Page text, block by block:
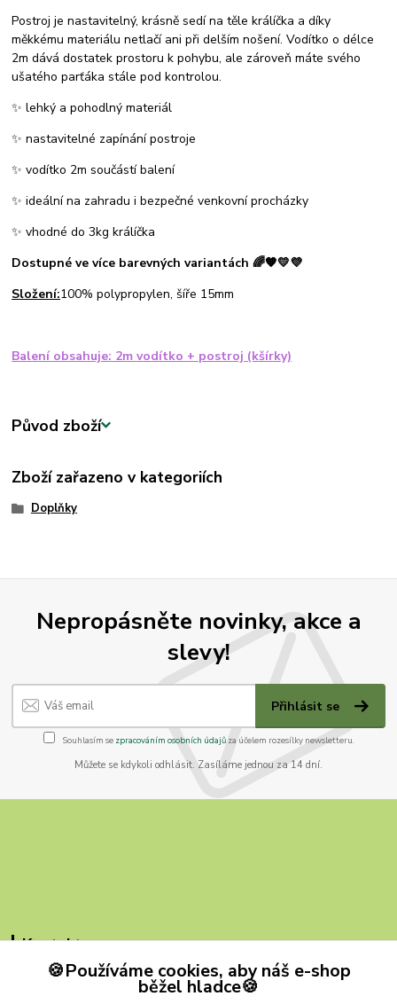
Postroj je nastavitelný, krásně sedí na těle králíčka a díky
měkkému materiálu netlačí ani při delším nošení. Vodítko o délce
2m dává dostatek prostoru k pohybu, ale zároveň máte svého
ušatého parťáka stále pod kontrolou.
✨ lehký a pohodlný materiál
✨ nastavitelné zapínání postroje
✨ vodítko 2m součástí balení
✨ ideální na zahradu i bezpečné venkovní procházky
✨ vhodné do 3kg králíčka
Dostupné ve více barevných variantách 🌈🧡💛💜
Složení:100% polypropylen, šíře 15mm
Balení obsahuje: 2m vodítko + postroj (kšírky)
Původ zboží
Zboží zařazeno v kategoriích
Doplňky
Nepropásněte novinky, akce a
slevy!
Přihlásit se
Souhlasím se zpracováním osobních údajůza účelem rozesílky newsletteru.
Můžete se kdykoli odhlásit. Zasíláme jednou za 14 dní.
Kontakty
ZB MILVI
+420 607 419 780
🍪Používáme cookies, aby náš e-shop
běžel hladce🍪